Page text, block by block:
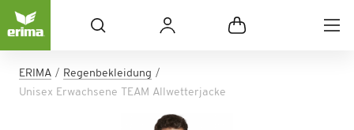
ERIMA
Regenbekleidung
Unisex Erwachsene TEAM Allwetterjacke